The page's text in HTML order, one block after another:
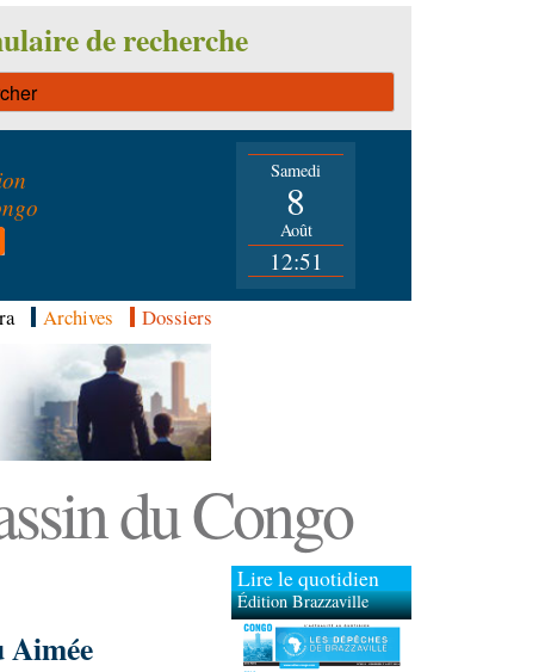
de recherche
Samedi
8
Août
12:51
Archives Dossiers
du Congo
Aimée
Lire le quotidien
Édition Brazzaville
Édition Kinshasa